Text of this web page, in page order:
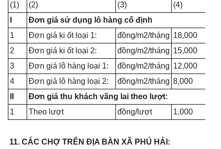
(1)
(2) (3)
(4)
Đơn giá sử dụng lô hàng cố định
1
Đơn giá ki ốt loại 1: đồng/m2/tháng 18,000
2
Đơn giá ki ốt loại 2: đồng/m2/tháng 15,000
3
Đơn giá lô hàng loại 1: đồng/m2/tháng 12,000
4
Đơn giá lô hàng loại 2: đồng/m2/tháng 8,000
Đơn giá thu khách vãng lai theo lượt:
1
Theo lượt đồng/lượt 1,000
11. CÁC CHỢ TRÊN ĐỊA BÀN XÃ PHÚ HẢI: